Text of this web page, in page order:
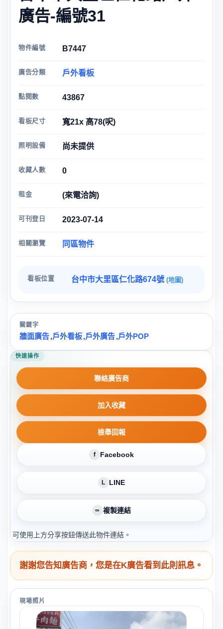
廣告-編號31
物件編號 B7447
廣告分類 戶外看板
點閱數 43867
看板尺寸 寬21x 高78(呎)
照明設備 尚未提供
收藏人數 0
租金 (來電洽詢)
可刊登日 2023-07-14
相關瀏覽 同區物件
看板位置 台中市大里區仁化路674號 (地圖)
關鍵字
牆面廣告,戶外看板,戶外廣告,戶外POP
快速操作
聯絡廣告商
加入收藏
檢舉回報
f Facebook
L LINE
∞ 複製連結
可使用上方分享按鈕傳送此物件連結。
謝謝您告知廣告商，您是在K廣告看到此則訊息。
現場照片